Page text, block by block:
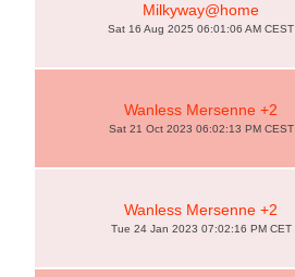
Milkyway@home
Sat 16 Aug 2025 06:01:06 AM CEST
Wanless Mersenne +2
Sat 21 Oct 2023 06:02:13 PM CEST
Wanless Mersenne +2
Tue 24 Jan 2023 07:02:16 PM CET